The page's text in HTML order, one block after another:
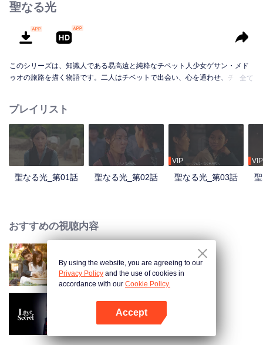
聖なる光
このシリーズは、知識人である易高遠と純粋なチベット人少女ゲサン・メド
ゥオの旅路を描く物語です。二人はチベットで出会い、心を通わせ、チベッ
校の創設と発展を描きます。平和解放がチベットとその人々ににもたらした
大きな変化を浮き彫りにし、新チベットの困難ながらも揺るぎない発展の道
のりを描いています。
全て
プレイリスト
聖なる光_第01話 聖なる光_第02話
VIP
聖なる光_第03話
VIP
おすすめの視聴内容
Taking Love as a Contract
秘密の恋
By using the website, you are agreeing to our
Privacy Policy and the use of cookies in
accordance with our Cookie Policy.
Accept